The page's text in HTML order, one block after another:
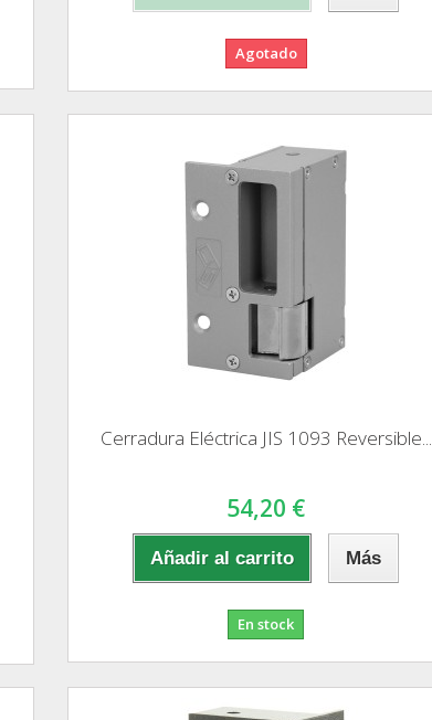
Agotado
Cerradura Eléctrica JIS 1093 Reversible...
54,20 €
Añadir al carrito Más
En stock